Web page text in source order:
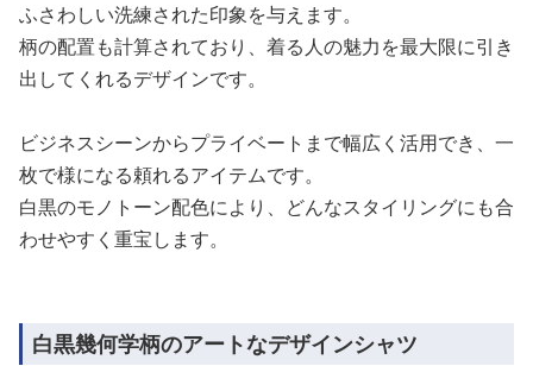
ふさわしい洗練された印象を与えます。
柄の配置も計算されており、着る人の魅力を最大限に引き
出してくれるデザインです。
ビジネスシーンからプライベートまで幅広く活用でき、一
枚で様になる頼れるアイテムです。
白黒のモノトーン配色により、どんなスタイリングにも合
わせやすく重宝します。
白黒幾何学柄のアートなデザインシャツ